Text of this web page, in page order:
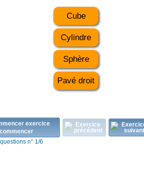
Cube
Cylindre
Sphère
Pavé droit
n° 1/6